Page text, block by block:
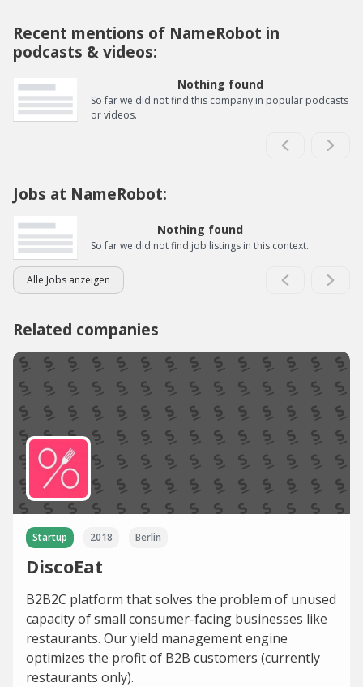
Recent mentions of NameRobot in
podcasts & videos:
Nothing found
So far we did not find this company in popular podcasts
or videos.
Jobs at NameRobot:
Nothing found
So far we did not find job listings in this context.
Alle Jobs anzeigen
Related companies
Startup 2018 Berlin
DiscoEat
B2B2C platform that solves the problem of unused
capacity of small consumer-facing businesses like
restaurants. Our yield management engine
optimizes the profit of B2B customers (currently
restaurants only).